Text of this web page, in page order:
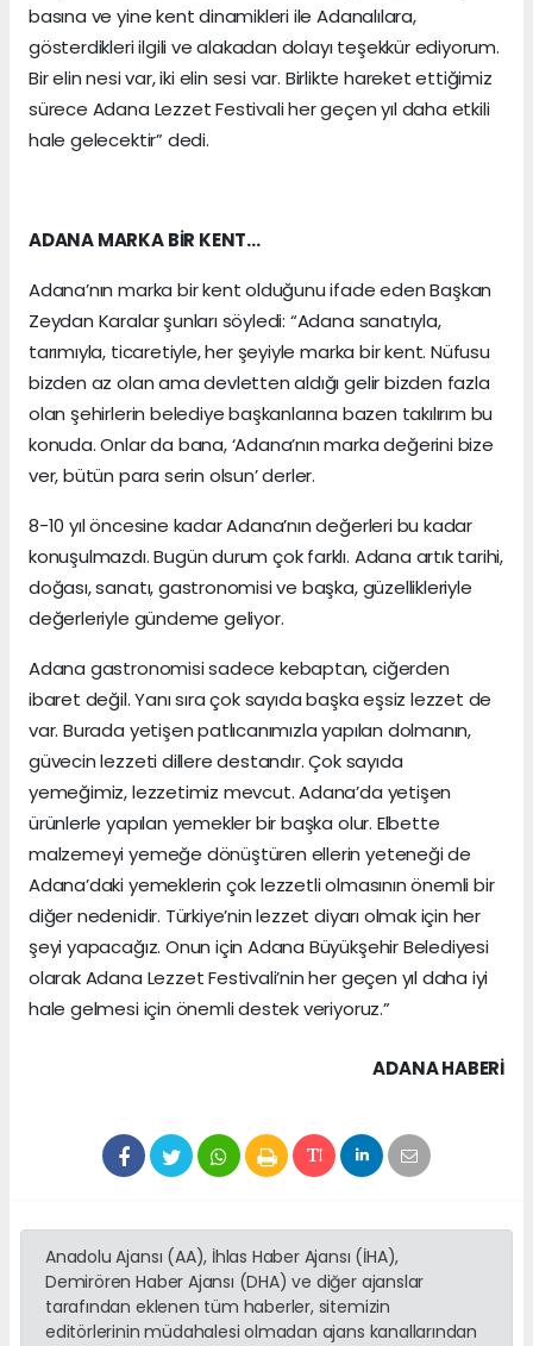
basına ve yine kent dinamikleri ile Adanalılara,
gösterdikleri ilgili ve alakadan dolayı teşekkür ediyorum.
Bir elin nesi var, iki elin sesi var. Birlikte hareket ettiğimiz
sürece Adana Lezzet Festivali her geçen yıl daha etkili
hale gelecektir” dedi.
ADANA MARKA BİR KENT…
Adana’nın marka bir kent olduğunu ifade eden Başkan
Zeydan Karalar şunları söyledi: “Adana sanatıyla,
tarımıyla, ticaretiyle, her şeyiyle marka bir kent. Nüfusu
bizden az olan ama devletten aldığı gelir bizden fazla
olan şehirlerin belediye başkanlarına bazen takılırım bu
konuda. Onlar da bana, ‘Adana’nın marka değerini bize
ver, bütün para serin olsun’ derler.
8-10 yıl öncesine kadar Adana’nın değerleri bu kadar
konuşulmazdı. Bugün durum çok farklı. Adana artık tarihi,
doğası, sanatı, gastronomisi ve başka, güzellikleriyle
değerleriyle gündeme geliyor.
Adana gastronomisi sadece kebaptan, ciğerden
ibaret değil. Yanı sıra çok sayıda başka eşsiz lezzet de
var. Burada yetişen patlıcanımızla yapılan dolmanın,
güvecin lezzeti dillere destandır. Çok sayıda
yemeğimiz, lezzetimiz mevcut. Adana’da yetişen
ürünlerle yapılan yemekler bir başka olur. Elbette
malzemeyi yemeğe dönüştüren ellerin yeteneği de
Adana’daki yemeklerin çok lezzetli olmasının önemli bir
diğer nedenidir. Türkiye’nin lezzet diyarı olmak için her
şeyi yapacağız. Onun için Adana Büyükşehir Belediyesi
olarak Adana Lezzet Festivali’nin her geçen yıl daha iyi
hale gelmesi için önemli destek veriyoruz.”
ADANA HABERİ
Anadolu Ajansı (AA), İhlas Haber Ajansı (İHA),
Demirören Haber Ajansı (DHA) ve diğer ajanslar
tarafından eklenen tüm haberler, sitemizin
editörlerinin müdahalesi olmadan ajans kanallarından